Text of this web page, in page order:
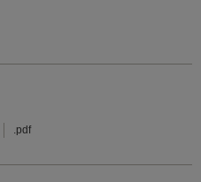
.pdf